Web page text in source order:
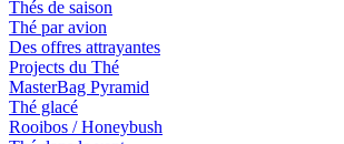
Thés de saison
Thé par avion
Des offres attrayantes
Projects du Thé
MasterBag Pyramid
Thé glacé
Rooibos / Honeybush